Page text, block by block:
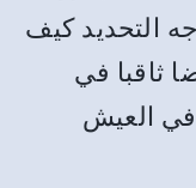
التحديد كيف
ثاقبا في
في العيش